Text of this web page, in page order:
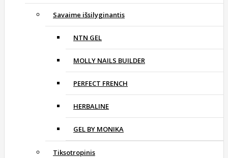
Savaime išsilyginantis
NTN GEL
MOLLY NAILS BUILDER
PERFECT FRENCH
HERBALINE
GEL BY MONIKA
Tiksotropinis